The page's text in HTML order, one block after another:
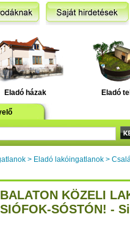
Eladó házak Eladó
> Eladó lakóingatlanok >
BALATON KÖZELI
SIÓFOK-SÓSTÓN! -